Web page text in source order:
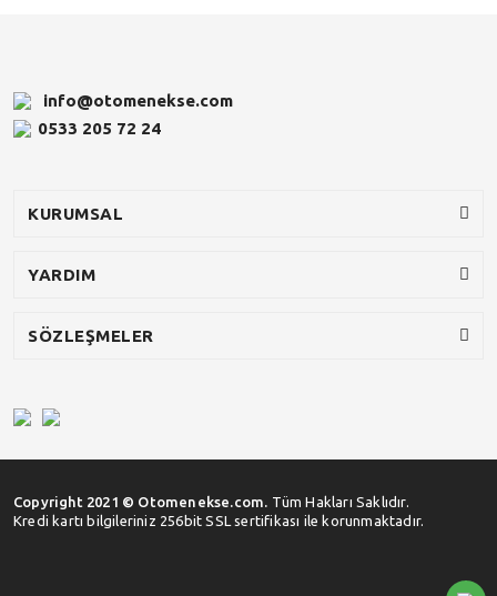
info@otomenekse.com
0533 205 72 24
KURUMSAL
YARDIM
SÖZLEŞMELER
Copyright 2021 © Otomenekse.com. Tüm Hakları Saklıdır.
Kredi kartı bilgileriniz 256bit SSL sertifikası ile korunmaktadır.